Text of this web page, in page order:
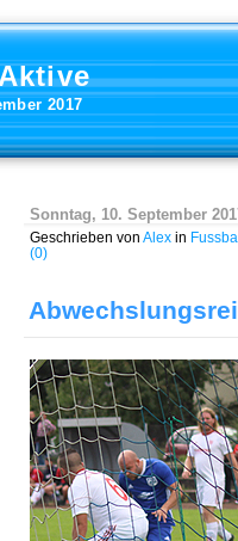
2017
Sonntag, 10. September
Geschrieben von Alex in
(0)